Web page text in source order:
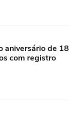
aniversário de 18
com registro